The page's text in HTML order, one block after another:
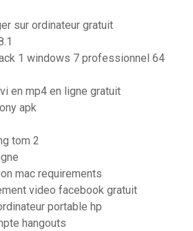
sur ordinateur gratuit
1 windows 7 professionnel 64
en mp4 en ligne gratuit
apk
tom 2
mac requirements
video facebook gratuit
portable hp
hangouts